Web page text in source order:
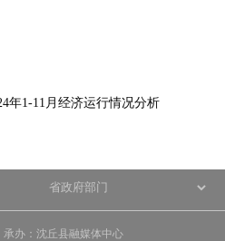
年1-11月经济运行情况分析
办：沈丘县融媒体中心